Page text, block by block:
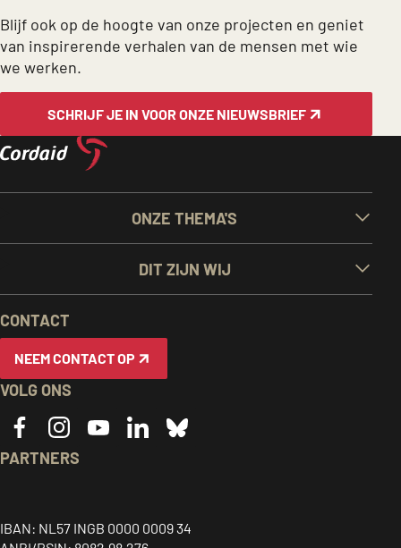
Blijf ook op de hoogte van onze projecten en geniet
van inspirerende verhalen van de mensen met wie
we werken.
SCHRIJF JE IN VOOR ONZE NIEUWSBRIEF
BELANGRIJKE
LINKS
EN
INFORMATIE
ONZE THEMA'S
DIT ZIJN WIJ
CONTACT
NEEM CONTACT OP
VOLG ONS
PARTNERS
link
logo,
link
for
IBAN: NL57 INGB 0000 0009 34